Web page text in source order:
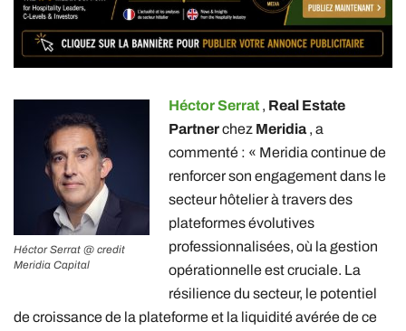
Héctor Serrat @ credit
Meridia Capital
Héctor Serrat , Real Estate
Partnerchez Meridia, a
commenté : « Meridia continue de
renforcer son engagement dans le
secteur hôtelier à travers des
plateformes évolutives
professionnalisées, où la gestion
opérationnelle est cruciale. La
résilience du secteur, le potentiel
de croissance de la plateforme et la liquidité avérée de ce